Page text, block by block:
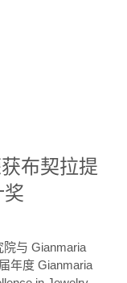
布契拉提
院与 Gianmaria
年度 Gianmaria